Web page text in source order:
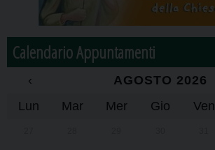
Calendario Appuntamenti
‹ AGOSTO 2026
Lun
Mar Mer Gio Ven